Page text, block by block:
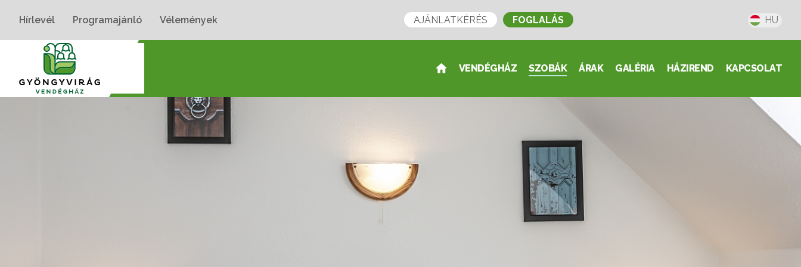
Hírlevél Programajánló Vélemények AJÁNLATKÉRÉS FOGLALÁS HU
VENDÉGHÁZ SZOBÁK ÁRAK GALÉRIA HÁZIREND KAPCSOLAT
Gyöngyvirág II. Szoba